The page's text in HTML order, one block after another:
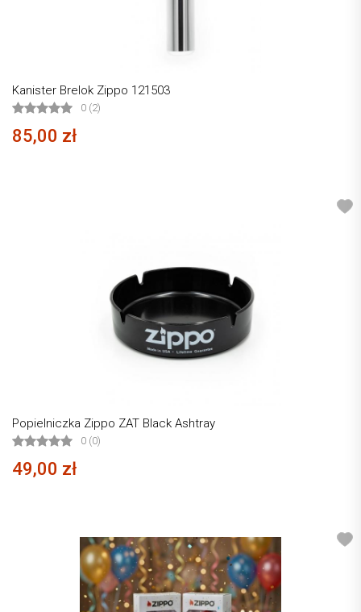
Kanister Brelok Zippo 121503
0 (2)
85,00 zł
Popielniczka Zippo ZAT Black Ashtray
0 (0)
49,00 zł